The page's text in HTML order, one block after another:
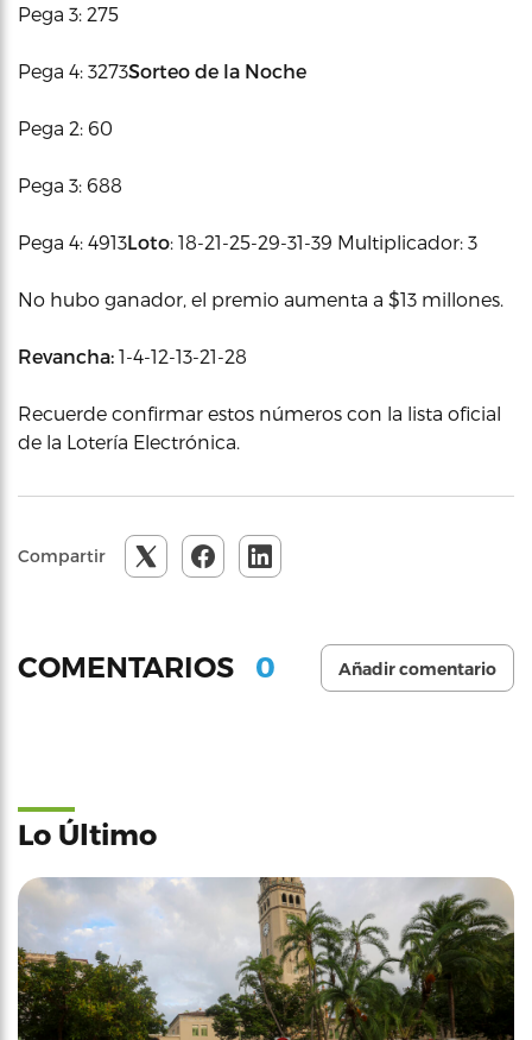
Pega 3: 275
Pega 4: 3273Sorteo de la Noche
Pega 2: 60
Pega 3: 688
Pega 4: 4913Loto: 18-21-25-29-31-39 Multiplicador: 3
No hubo ganador, el premio aumenta a $13 millones.
Revancha: 1-4-12-13-21-28
Recuerde confirmar estos números con la lista oficial
de la Lotería Electrónica.
Compartir
COMENTARIOS 0 Añadir comentario
Lo Último